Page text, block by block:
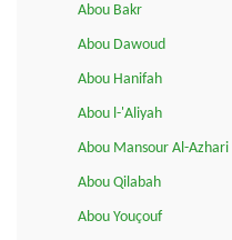
Abou Bakr
Abou Dawoud
Abou Hanifah
Abou l-'Aliyah
Abou Mansour Al-Azhari
Abou Qilabah
Abou Youçouf